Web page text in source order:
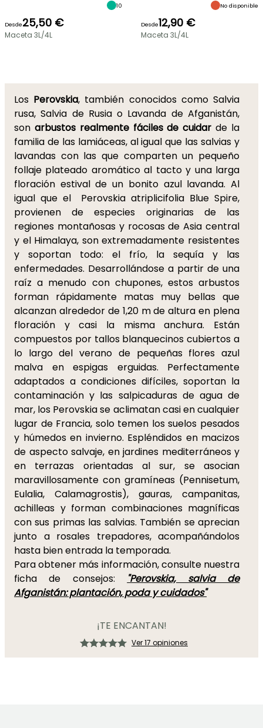
10
Desde25,50 €
Maceta 3L/4L
No disponible
Desde12,90 €
Maceta 3L/4L
Los Perovskia, también conocidos como Salvia
rusa, Salvia de Rusia o Lavanda de Afganistán,
son arbustos realmente fáciles de cuidar de la
familia de las lamiáceas, al igual que las salvias y
lavandas con las que comparten un pequeño
follaje plateado aromático al tacto y una larga
floración estival de un bonito azul lavanda. Al
igual que el Perovskia atriplicifolia Blue Spire,
provienen de especies originarias de las
regiones montañosas y rocosas de Asia central
y el Himalaya, son extremadamente resistentes
y soportan todo: el frío, la sequía y las
enfermedades. Desarrollándose a partir de una
raíz a menudo con chupones, estos arbustos
forman rápidamente matas muy bellas que
alcanzan alrededor de 1,20 m de altura en plena
floración y casi la misma anchura. Están
compuestos por tallos blanquecinos cubiertos a
lo largo del verano de pequeñas flores azul
malva en espigas erguidas. Perfectamente
adaptados a condiciones difíciles, soportan la
contaminación y las salpicaduras de agua de
mar, los Perovskia se aclimatan casi en cualquier
lugar de Francia, solo temen los suelos pesados
y húmedos en invierno. Espléndidos en macizos
de aspecto salvaje, en jardines mediterráneos y
en terrazas orientadas al sur, se asocian
maravillosamente con gramíneas (Pennisetum,
Eulalia, Calamagrostis), gauras, campanitas,
achilleas y forman combinaciones magníficas
con sus primas las salvias. También se aprecian
junto a rosales trepadores, acompañándolos
hasta bien entrada la temporada.
Para obtener más información, consulte nuestra
ficha de consejos:
"Perovskia, salvia de
Afganistán: plantación, poda y cuidados"
¡TE ENCANTAN!
Ver 17 opiniones